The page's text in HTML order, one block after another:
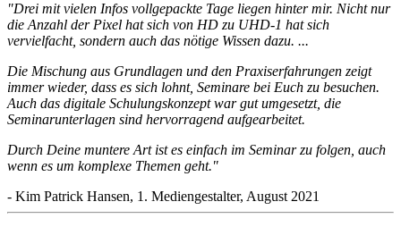
"Drei mit vielen Infos vollgepackte Tage liegen hinter mir. Nicht nur
die Anzahl der Pixel hat sich von HD zu UHD-1 hat sich
vervielfacht, sondern auch das nötige Wissen dazu. ...
Die Mischung aus Grundlagen und den Praxiserfahrungen zeigt
immer wieder, dass es sich lohnt, Seminare bei Euch zu besuchen.
Auch das digitale Schulungskonzept war gut umgesetzt, die
Seminarunterlagen sind hervorragend aufgearbeitet.
Durch Deine muntere Art ist es einfach im Seminar zu folgen, auch
wenn es um komplexe Themen geht."
- Kim Patrick Hansen, 1. Mediengestalter, August 2021